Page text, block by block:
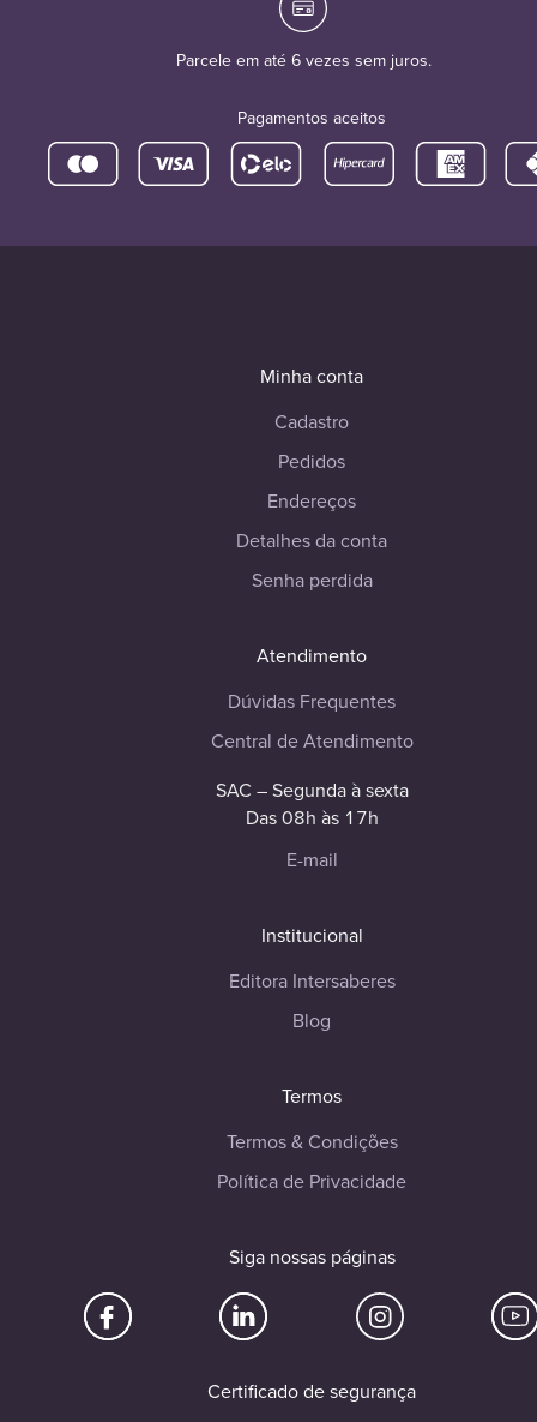
Parcele em até 6 vezes sem juros.
Pagamentos aceitos
Minha conta
Cadastro
Pedidos
Endereços
Detalhes da conta
Senha perdida
Atendimento
Dúvidas Frequentes
Central de Atendimento
SAC – Segunda à sexta
Das 08h às 17h
E-mail
Institucional
Editora Intersaberes
Blog
Termos
Termos & Condições
Política de Privacidade
Siga nossas páginas
Certificado de segurança